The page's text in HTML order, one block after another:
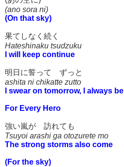
(ano sora ni)
(On that sky)
果てしなく続く
Hateshinaku tsudzuku
I will keep continue
明日に誓って ずっと
ashita ni chikatte zutto
I swear on tomorrow, I always be
For Every Hero
強い嵐が 訪れても
Tsuyoi arashi ga otozurete mo
The strong storms also come
(For the sky)